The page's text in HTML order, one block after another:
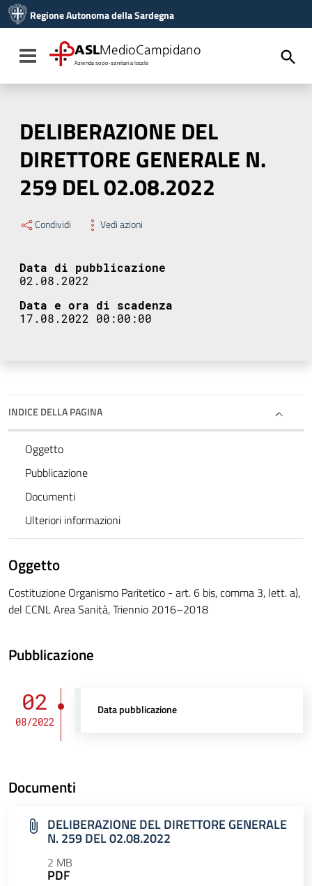
Vai al menu di navigazione
Vai al footer
Regione Autonoma della Sardegna
Toggle navigation
ASLMedioCampidano
Azienda socio-sanitaria locale
DELIBERAZIONE DEL
DIRETTORE GENERALE N.
259 DEL 02.08.2022
Condividi Vedi azioni
Data di pubblicazione
02.08.2022
Data e ora di scadenza
17.08.2022 00:00:00
INDICE DELLA PAGINA
Oggetto
Pubblicazione
Documenti
Ulteriori informazioni
Oggetto
Costituzione Organismo Paritetico - art. 6 bis, comma 3, lett. a),
del CCNL Area Sanità, Triennio 2016–2018
Pubblicazione
02
08/2022
Data pubblicazione
Documenti
DELIBERAZIONE DEL DIRETTORE GENERALE
N. 259 DEL 02.08.2022
2 MB
PDF